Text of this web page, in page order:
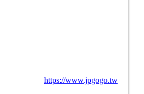
https://www.jpgogo.tw